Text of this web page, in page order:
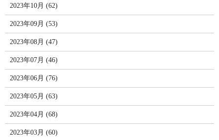
2023年10月 (62)
2023年09月 (53)
2023年08月 (47)
2023年07月 (46)
2023年06月 (76)
2023年05月 (63)
2023年04月 (68)
2023年03月 (60)